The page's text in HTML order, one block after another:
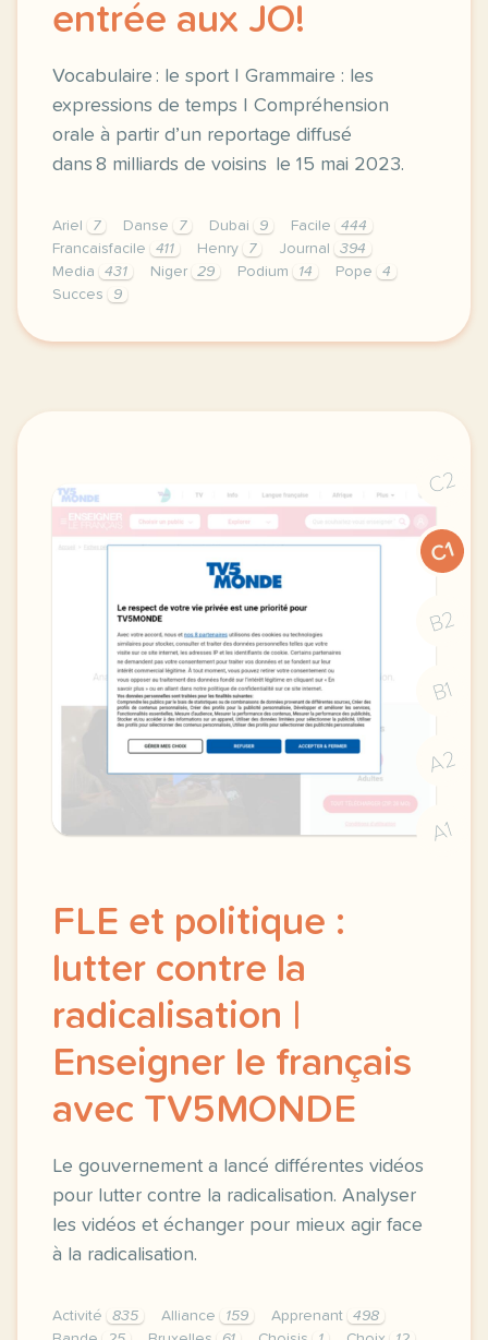
entrée aux JO!
Vocabulaire : le sport | Grammaire : les
expressions de temps | Compréhension
orale à partir d’un reportage diffusé
dans 8 milliards de voisins le 15 mai 2023.
Ariel 7 Danse 7 Dubai 9 Facile
444
Francaisfacile
411 Henry 7 Journal
394
Media
431 Niger 29 Podium 14 Pope
4
Succes
9
exercice b1 le hip hop fait son entree aux jo
C2
C1
B2
B1
A2
A1
FLE et politique :
lutter contre la
radicalisation |
Enseigner le français
avec TV5MONDE
Le gouvernement a lancé différentes vidéos
pour lutter contre la radicalisation. Analyser
les vidéos et échanger pour mieux agir face
à la radicalisation.
Activité 835 Alliance 159 Apprenant
498